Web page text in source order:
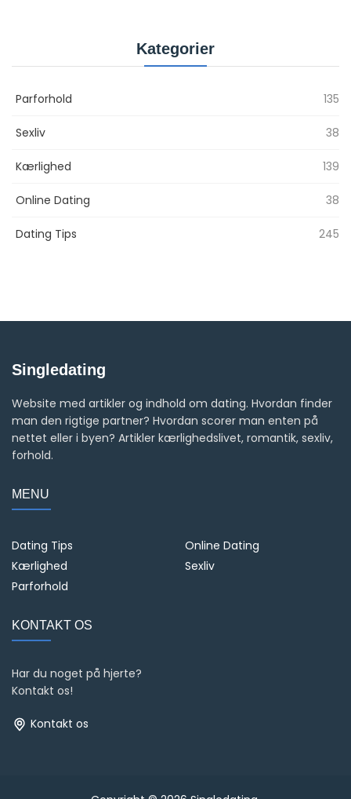
Kategorier
Parforhold 135
Sexliv 38
Kærlighed 139
Online Dating 38
Dating Tips 245
Singledating
Website med artikler og indhold om dating. Hvordan finder
man den rigtige partner? Hvordan scorer man enten på
nettet eller i byen? Artikler kærlighedslivet, romantik, sexliv,
forhold.
MENU
Dating Tips
Online Dating
Kærlighed
Sexliv
Parforhold
KONTAKT OS
Har du noget på hjerte?
Kontakt os!
Kontakt os